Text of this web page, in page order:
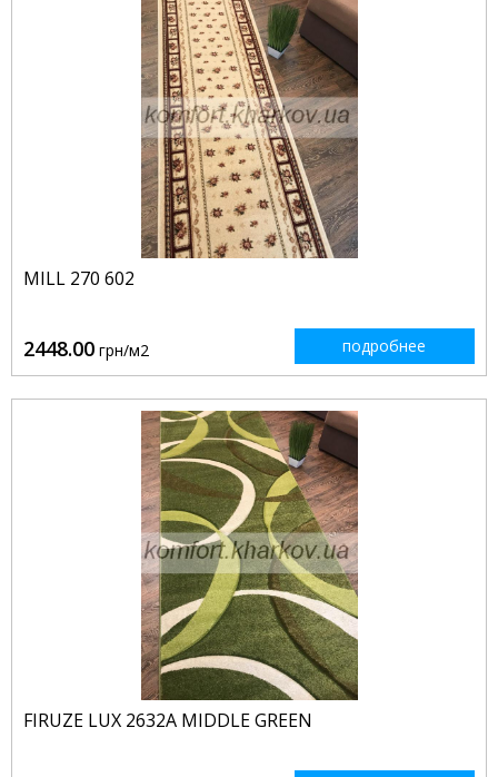
MILL 270 602
2448.00 грн/м2 подробнее
FIRUZE LUX 2632A MIDDLE GREEN